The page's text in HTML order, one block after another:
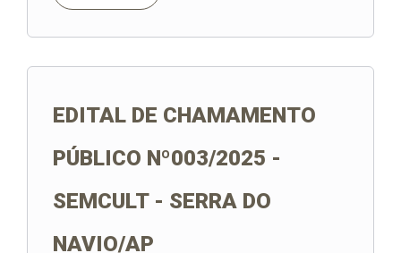
EDITAL DE CHAMAMENTO
PÚBLICO Nº003/2025 -
SEMCULT - SERRA DO
NAVIO/AP